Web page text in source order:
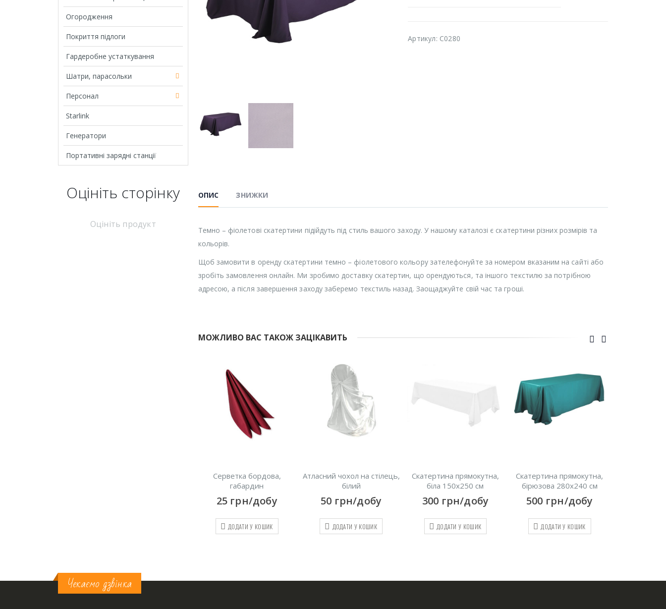
Артикул: C0280
ОПИС ЗНИЖКИ
Темно – фіолетові скатертини підійдуть під стиль вашого заходу. У нашому каталозі є скатертини різних розмірів та
кольорів.
Щоб замовити в оренду скатертини темно – фіолетового кольору зателефонуйте за номером вказаним на сайті або
зробіть замовлення онлайн. Ми зробимо доставку скатертин, що орендуються, та іншого текстилю за потрібною
адресою, а після завершення заходу заберемо текстиль назад. Заощаджуйте свій час та гроші.
МОЖЛИВО ВАС ТАКОЖ ЗАЦІКАВИТЬ
Атласний чохол на стілець,
білий
50грн/добу
ДОДАТИ У КОШИК
Скатертина прямокутна,
біла 150х250 см
300грн/добу
ДОДАТИ У КОШИК
Скатертина прямокутна,
бірюзова 280х240 см
500грн/добу
ДОДАТИ У КОШИК
Стрейчевий чохол на
стілець, білий
50грн/добу
ДОДАТИ У КОШИК
Огородження
Покриття підлоги
Гардеробне устаткування
Шатри, парасольки
Персонал
Starlink
Генератори
Портативні зарядні станції
Оцініть cторінку
Оцініть продукт
Чекаємо дзвінка